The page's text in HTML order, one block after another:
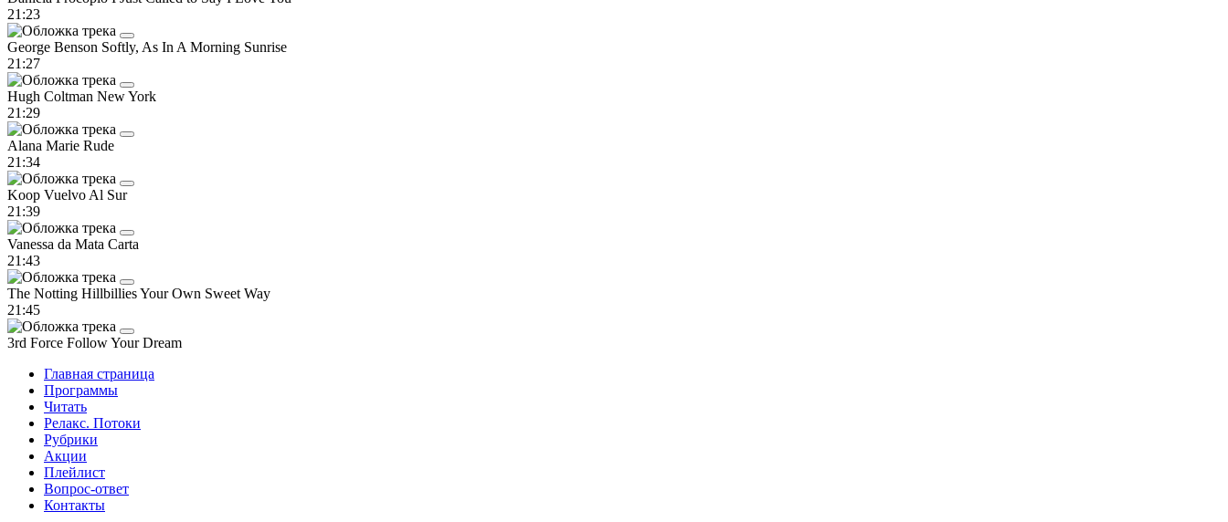
21:23
George Benson Softly, As In A Morning Sunrise
21:27
Hugh Coltman New York
21:29
Alana Marie Rude
21:34
Koop Vuelvo Al Sur
21:39
Vanessa da Mata Carta
21:43
The Notting HillbilliesYour Own Sweet Way
21:45
3rd Force Follow Your Dream
Главная страница
Программы
Читать
Релакс. Потоки
Рубрики
Акции
Плейлист
Вопрос-ответ
Контакты